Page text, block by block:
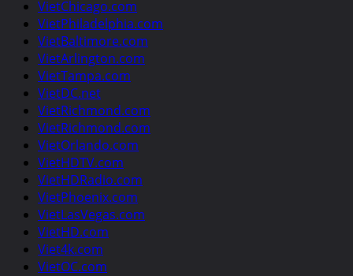
VietChicago.com
VietPhiladelphia.com
VietBaltimore.com
VietArlington.com
VietTampa.com
VietDC.net
VietRichmond.com
VietRichmond.com
VietOrlando.com
VietHDTV.com
VietHDRadio.com
VietPhoenix.com
VietLasVegas.com
VietHD.com
Viet4k.com
VietOC.com